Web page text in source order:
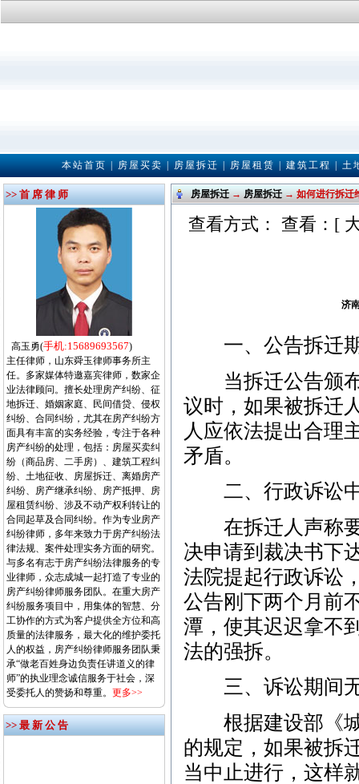
本站首页|房屋买卖|房屋拆迁|房屋租赁|建筑工程|土
>> 首 席 律 师
高玉勇(手机:15689693567)
主任律师，山东舜玉律师事务所主
任。多家媒体特邀嘉宾律师，数家企
业法律顾问。擅长处理房产纠纷、征
地拆迁、婚姻家庭、民间借贷、侵权
纠纷、合同纠纷，尤其在房产纠纷方
面具有丰富的实务经验，专注于各种
房产纠纷的处理，包括：房屋买卖纠
纷（商品房、二手房）、建筑工程纠
纷、土地征收、房屋拆迁、离婚房产
纠纷、房产继承纠纷、房产抵押、房
屋租赁纠纷、涉及不动产权利转让的
合同起草及合同纠纷。作为专业房产
纠纷律师，多年来致力于房产纠纷法
律法规、案件处理实务方面的研究。
与多名有志于房产纠纷法律服务的专
业律师，众志成城一起打造了专业的
房产纠纷律师服务团队。在重大房产
纠纷服务项目中，用集体的智慧、分
工协作的方式为客户提供全方位和高
质量的法律服务，最大化的维护委托
人的权益，房产纠纷律师服务团队秉
承“做老百姓身边负责任讲道义的律
师”的执业理念诚信服务于社会，深
受委托人的赞扬和尊重。 更多>>
>> 最 新 公 告
房屋拆迁→房屋拆迁→ 如何进行拆迁
查看方式： 查看：[
济
一、公告拆迁期
当拆迁公告颁布
议时，如果被拆迁
人应依法提出合理
矛盾。
二、行政诉讼中
在拆迁人声称要
决申请到裁决书下
法院提起行政诉讼
公告刚下两个月前
潭，使其迟迟拿不
法的强拆。
三、诉讼期间
根据建设部《城
的规定，如果被拆
当中止进行，这样